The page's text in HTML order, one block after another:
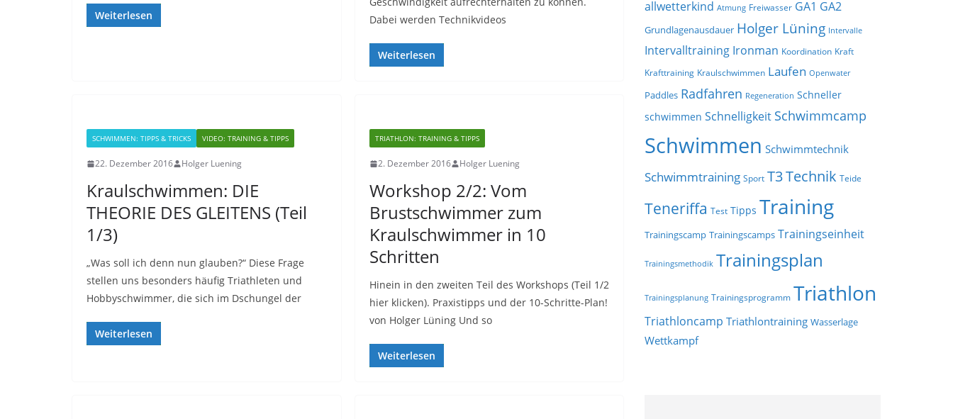
Weiterlesen
Dabei werden Technikvideos
Weiterlesen
SCHWIMMEN: TIPPS & TRICKS VIDEO: TRAINING & TIPPS
22. Dezember 2016 Holger Luening
Kraulschwimmen: DIE
THEORIE DES GLEITENS (Teil
1/3)
„Was soll ich denn nun glauben?“ Diese Frage
stellen uns besonders häufig Triathleten und
Hobbyschwimmer, die sich im Dschungel der
Weiterlesen
TRIATHLON: TRAINING & TIPPS
2. Dezember 2016 Holger Luening
Workshop 2/2: Vom
Brustschwimmer zum
Kraulschwimmer in 10
Schritten
Hinein in den zweiten Teil des Workshops (Teil 1/2
hier klicken). Praxistipps und der 10-Schritte-Plan!
von Holger Lüning Und so
Weiterlesen
allwetterkind Atmung Freiwasser GA1 GA2
Grundlagenausdauer Holger Lüning Intervalle
Intervalltraining Ironman Koordination Kraft
Krafttraining Kraulschwimmen Laufen Openwater
Paddles Radfahren Regeneration Schneller
schwimmen Schnelligkeit Schwimmcamp
Schwimmen Schwimmtechnik
Schwimmtraining Sport T3Technik Teide
Teneriffa Test Tipps Training
Trainingscamp Trainingscamps Trainingseinheit
Trainingsmethodik Trainingsplan
Trainingsplanung Trainingsprogramm Triathlon
Triathloncamp Triathlontraining Wasserlage
Wettkampf